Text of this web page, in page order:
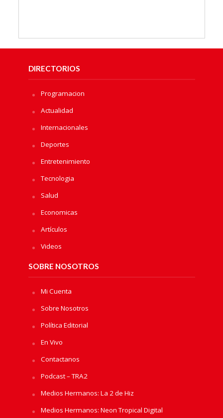
DIRECTORIOS
Programacion
Actualidad
Internacionales
Deportes
Entretenimiento
Tecnologia
Salud
Economicas
Artículos
Videos
SOBRE NOSOTROS
Mi Cuenta
Sobre Nosotros
Política Editorial
En Vivo
Contactanos
Podcast – TRA2
Medios Hermanos: La 2 de Hiz
Medios Hermanos: Neon Tropical Digital